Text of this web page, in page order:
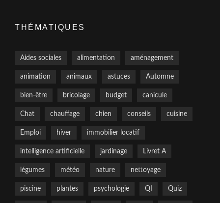
THÉMATIQUES
Aides sociales alimentation aménagement
animation animaux astuces Automne
bien-être bricolage budget canicule
Chat chauffage chien conseils cuisine
Emploi hiver immobilier locatif
intelligence artificielle jardinage Livret A
légumes météo nature nettoyage
piscine plantes psychologie QI Quiz